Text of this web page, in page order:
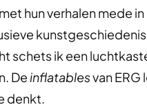
hun verhalen mede in
schets ik een
De inflatablesvan ERG
denkt.